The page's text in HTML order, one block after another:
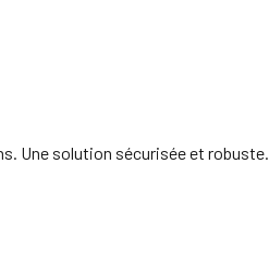
Une solution sécurisée et robuste.